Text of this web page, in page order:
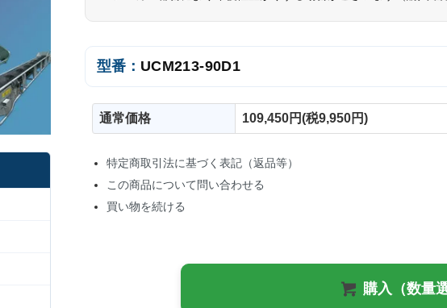
型番： UCM213-90D1
通常価格 109,450円(税9,950円)
特定商取引法に基づく表記（返品等）
この商品について問い合わせる
買い物を続ける
購入（数量